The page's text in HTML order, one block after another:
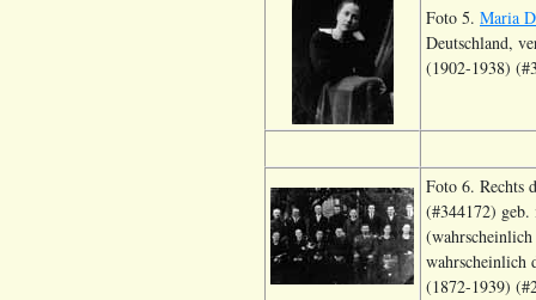
Foto 5. Maria
Deutschland,
(1902-1938)
Foto 6. Rechts
(#344172)
(1872-1939)